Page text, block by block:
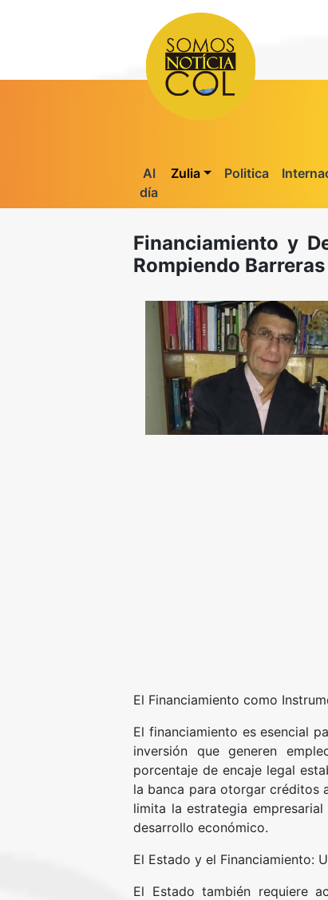
Al
día
Zulia Politica
Financiamiento y
Rompiendo
El Financiamiento como
El financiamiento es esencial
inversión que generen
porcentaje de encaje legal
la banca para otorgar créditos
limita la estrategia
desarrollo económico.
El Estado y el Financiamiento:
El Estado también requiere